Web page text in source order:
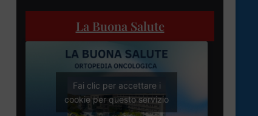
La Buona Salute
Fai clic per accettare i
cookie per questo servizio